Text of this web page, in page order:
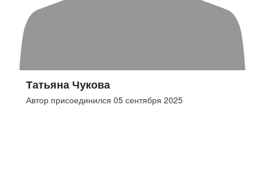
Татьяна Чукова
Автор присоединился 05 сентября 2025